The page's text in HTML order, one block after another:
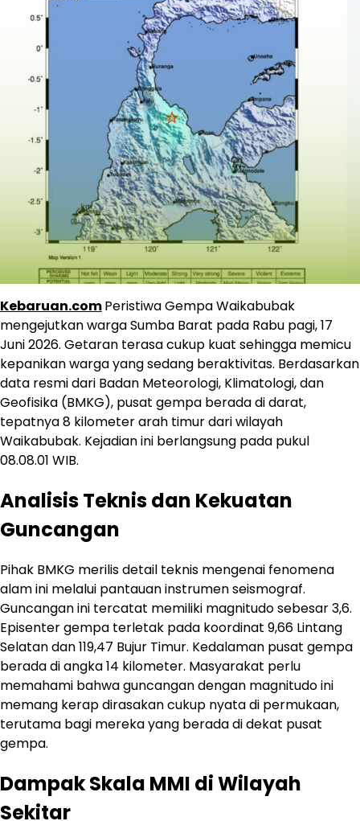
Kebaruan.comPeristiwa Gempa Waikabubak
mengejutkan warga Sumba Barat pada Rabu pagi, 17
Juni 2026. Getaran terasa cukup kuat sehingga memicu
kepanikan warga yang sedang beraktivitas. Berdasarkan
data resmi dari Badan Meteorologi, Klimatologi, dan
Geofisika (BMKG), pusat gempa berada di darat,
tepatnya 8 kilometer arah timur dari wilayah
Waikabubak. Kejadian ini berlangsung pada pukul
08.08.01 WIB.
Analisis Teknis dan Kekuatan
Guncangan
Pihak BMKG merilis detail teknis mengenai fenomena
alam ini melalui pantauan instrumen seismograf.
Guncangan ini tercatat memiliki magnitudo sebesar 3,6.
Episenter gempa terletak pada koordinat 9,66 Lintang
Selatan dan 119,47 Bujur Timur. Kedalaman pusat gempa
berada di angka 14 kilometer. Masyarakat perlu
memahami bahwa guncangan dengan magnitudo ini
memang kerap dirasakan cukup nyata di permukaan,
terutama bagi mereka yang berada di dekat pusat
gempa.
Dampak Skala MMI di Wilayah
Sekitar